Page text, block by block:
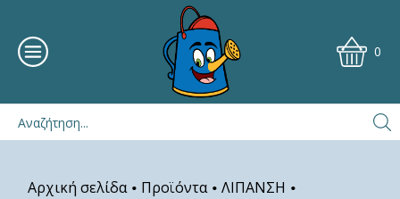
0
Αρχική σελίδα • Προϊόντα • ΛΙΠΑΝΣΗ •